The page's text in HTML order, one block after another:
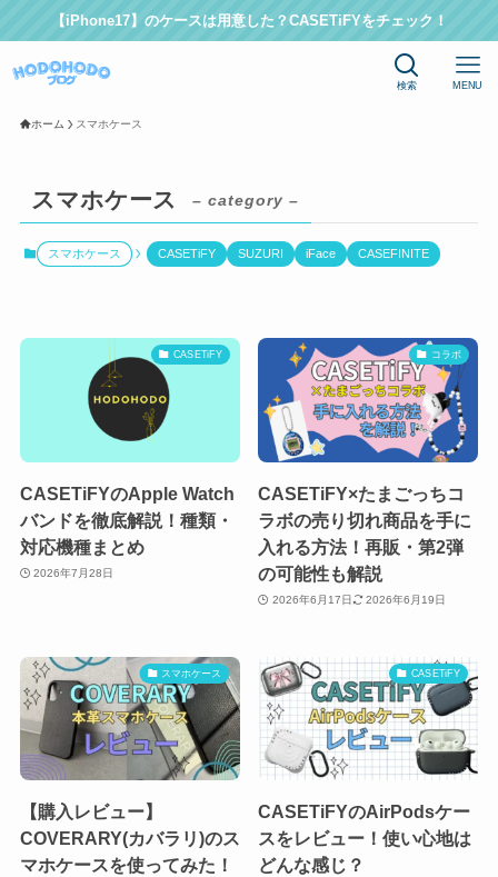
【iPhone17】のケースは用意した？CASETiFYをチェック！
検索 MENU
ホーム スマホケース
スマホケース – category –
スマホケース CASETiFY SUZURI iFace CASEFINITE
CASETiFY
CASETiFYのApple Watch
バンドを徹底解説！種類・
対応機種まとめ
2026年7月28日
コラボ
CASETiFY×たまごっちコ
ラボの売り切れ商品を手に
入れる方法！再販・第2弾
の可能性も解説
2026年6月17日 2026年6月19日
スマホケース
【購入レビュー】
COVERARY(カバラリ)のス
マホケースを使ってみた！
CASETiFY
CASETiFYのAirPodsケー
スをレビュー！使い心地は
どんな感じ？